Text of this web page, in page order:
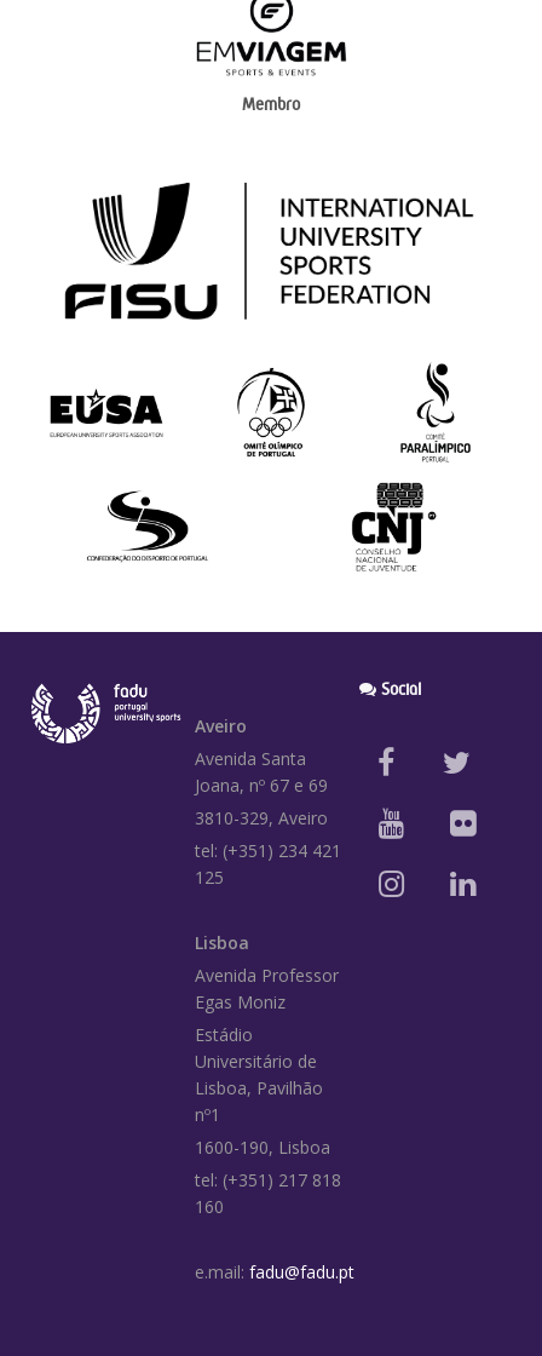
Membro
Aveiro
Avenida Santa
Joana, nº 67 e 69
3810-329, Aveiro
tel: (+351) 234 421
125
Lisboa
Avenida Professor
Egas Moniz
Estádio
Universitário de
Lisboa, Pavilhão
nº1
1600-190, Lisboa
tel: (+351) 217 818
160
e.mail: fadu@fadu.pt
Social